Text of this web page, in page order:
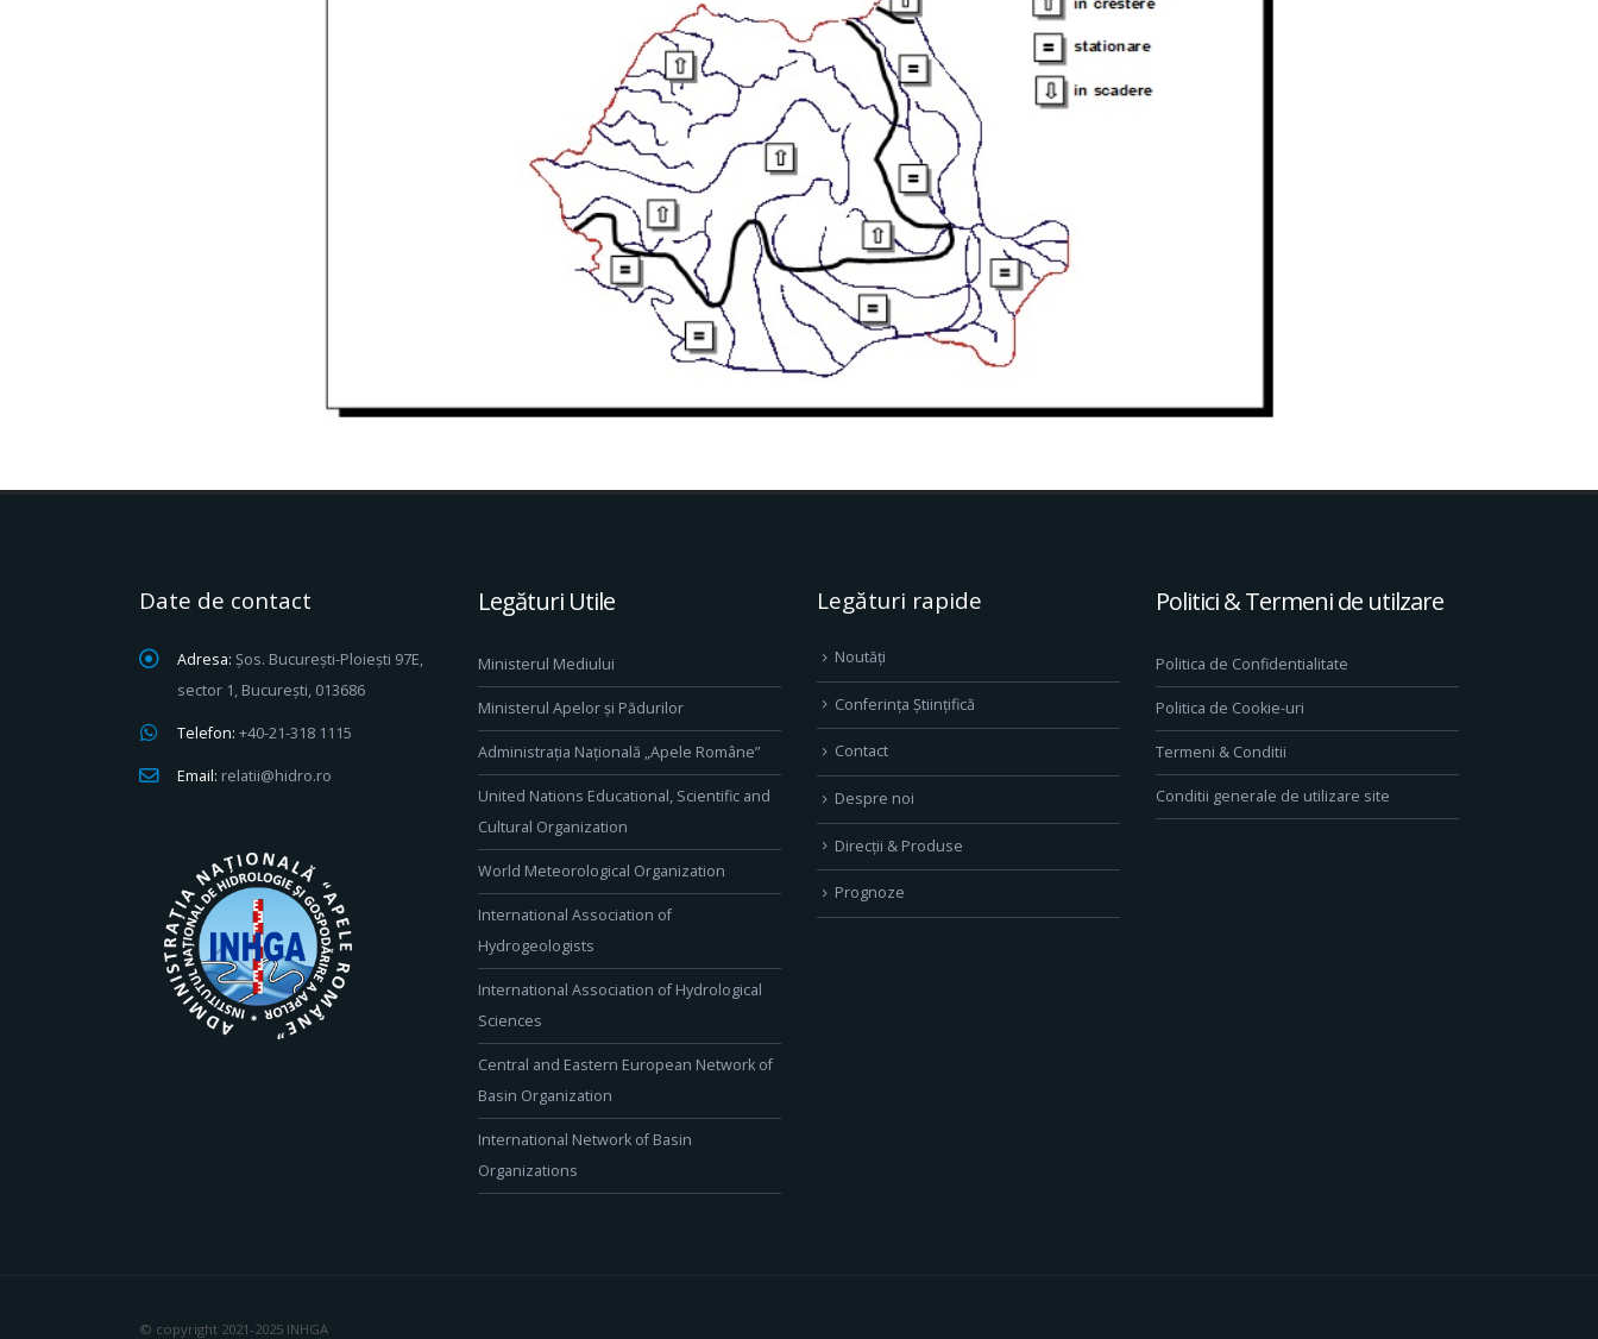
Date de contact
Adresa: Șos. București-Ploiești 97E,
sector 1, București, 013686
Telefon: +40-21-318 1115
Email: relatii@hidro.ro
Legături Utile
Ministerul Mediului
Ministerul Apelor și Pădurilor
Administrația Națională „Apele Române”
United Nations Educational, Scientific and
Cultural Organization
World Meteorological Organization
International Association of
Hydrogeologists
International Association of Hydrological
Sciences
Central and Eastern European Network of
Basin Organization
International Network of Basin
Organizations
Legături rapide
Noutăți
Conferința Științifică
Contact
Despre noi
Direcţii & Produse
Prognoze
Politici & Termeni de utilzare
Politica de Confidentialitate
Politica de Cookie-uri
Termeni & Conditii
Conditii generale de utilizare site
© copyright 2021-2025 INHGA